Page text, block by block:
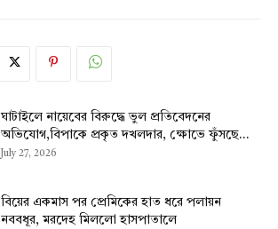
ঘাটাইলে নায়েবের বিরুদ্ধে ভুল প্রতিবেদনের
অভিযোগ,বিপাকে প্রকৃত দখলদার, ক্ষোভে ফুঁসছে...
July 27, 2026
বিয়ের একমাস পর প্রেমিকের হাত ধরে পলায়ন
নববধূর, মরদেহ মিললো হাসপাতালে